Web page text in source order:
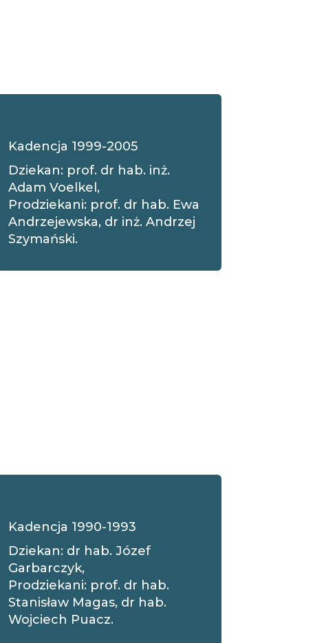
Kadencja 1999-2005
Dziekan: prof. dr hab. inż.
Adam Voelkel,
Prodziekani: prof. dr hab. Ewa
Andrzejewska, dr inż. Andrzej
Szymański.
Kadencja 1990-1993
Dziekan: dr hab. Józef
Garbarczyk,
Prodziekani: prof. dr hab.
Stanisław Magas, dr hab.
Wojciech Puacz.